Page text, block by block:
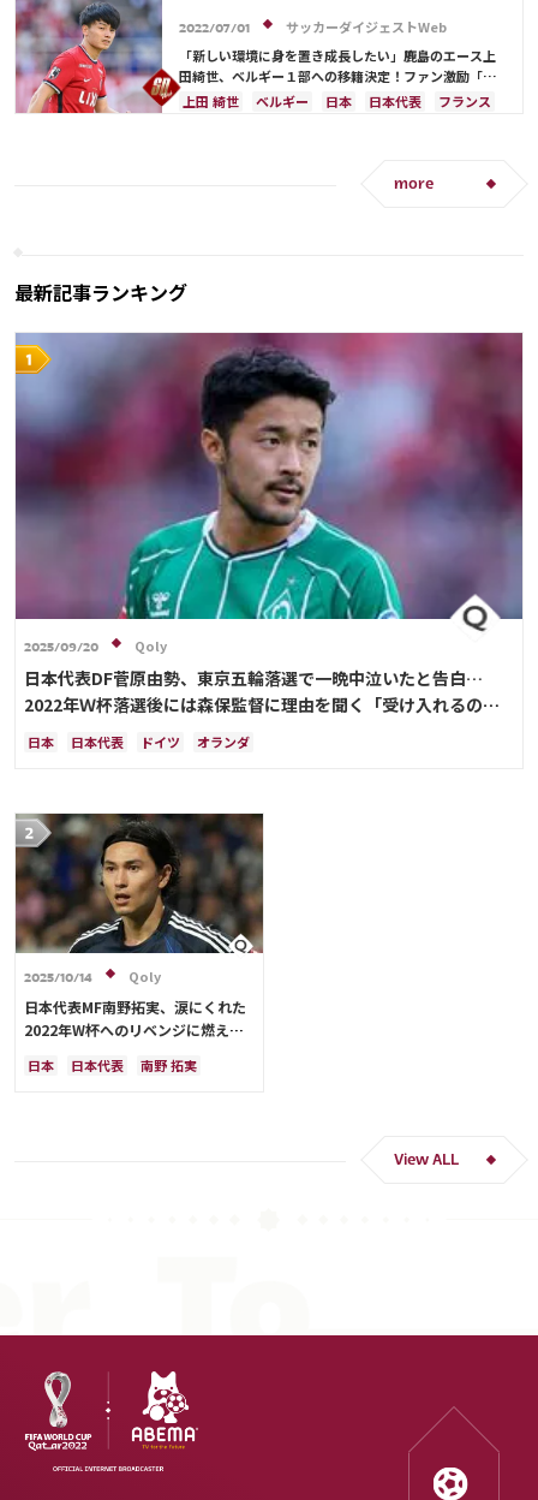
2022/07/01
サッカーダイジェストWeb
「新しい環境に身を置き成長したい」鹿島のエース上
田綺世、ベルギー１部への移籍決定！ファン激励「世
界のUEDAになって」
上田 綺世 ベルギー 日本 日本代表
フランス
more
最新記事ランキング
2025/09/20 Qoly
日本代表DF菅原由勢、東京五輪落選で一晩中泣いたと告白…
2022年Ｗ杯落選後には森保監督に理由を聞く「受け入れるのは
難しかった」
日本 日本代表 ドイツ オランダ
2025/10/14 Qoly
日本代表MF南野拓実、涙にくれた
2022年W杯へのリベンジに燃える
ー人生をかけた戦い」
日本 日本代表
南野 拓実
View ALL